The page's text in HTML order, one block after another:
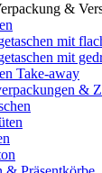
&
mit
mit
Take-away
&